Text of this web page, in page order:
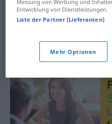
forbannet,forbitret ,gretten
irritert,morsk,oppbrakt,
© LibreOffice
Entwicklung von Dienstleistungen.
Liste der Partner (Lieferanten)
Mehr Optionen